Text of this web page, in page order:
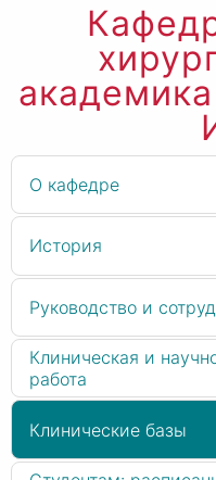
академика
О кафедре
История
Руководство и
Клиническая и
работа
Клинические базы